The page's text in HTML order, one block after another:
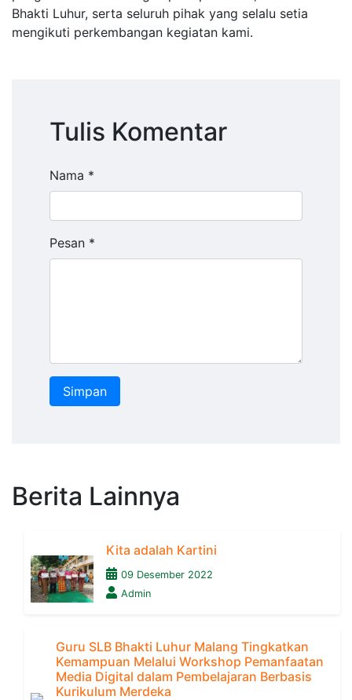
Bhakti Luhur, serta seluruh pihak yang selalu setia
mengikuti perkembangan kegiatan kami.
Tulis Komentar
Nama *
Pesan *
Berita Lainnya
Kita adalah Kartini
09 Desember 2022
Admin
Guru SLB Bhakti Luhur Malang Tingkatkan
Kemampuan Melalui Workshop Pemanfaatan
Media Digital dalam Pembelajaran Berbasis
Kurikulum Merdeka